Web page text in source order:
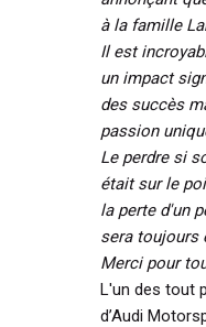
à la famille
Il est
un impact
des succès
passion
Le perdre si
était sur le
la perte d'un
sera toujours
Merci pour
L'un des tout
d’Audi